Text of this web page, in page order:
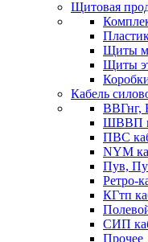
Щитовая
Щиты
Щиты
Кабель
ВВГнг,
ШВВП
ПВС
NYM
Пув,
Ретро-
КГтп
СИП
Прочее